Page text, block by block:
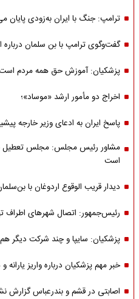
ترامپ: جنگ با ایران به‌زودی
گفت‌وگوی ترامپ با بن سلمان درباره
پزشکیان: آموزش حق همه مردم است؛
اخراج دو مأمور ارشد «موساد»؛
پاسخ ایران به ادعای وزیر خارجه
مشاور رئیس مجلس: مجلس تعطیل
است
دیدار قریب الوقوع اردوغان با
رئیس‌جمهور: اتصال شهرهای اطراف
پزشکیان: سایپا و چند شرکت دیگر
خبر مهم پزشکیان درباره واریز
اصابتی در قشم و بندرعباس گزارش نشده